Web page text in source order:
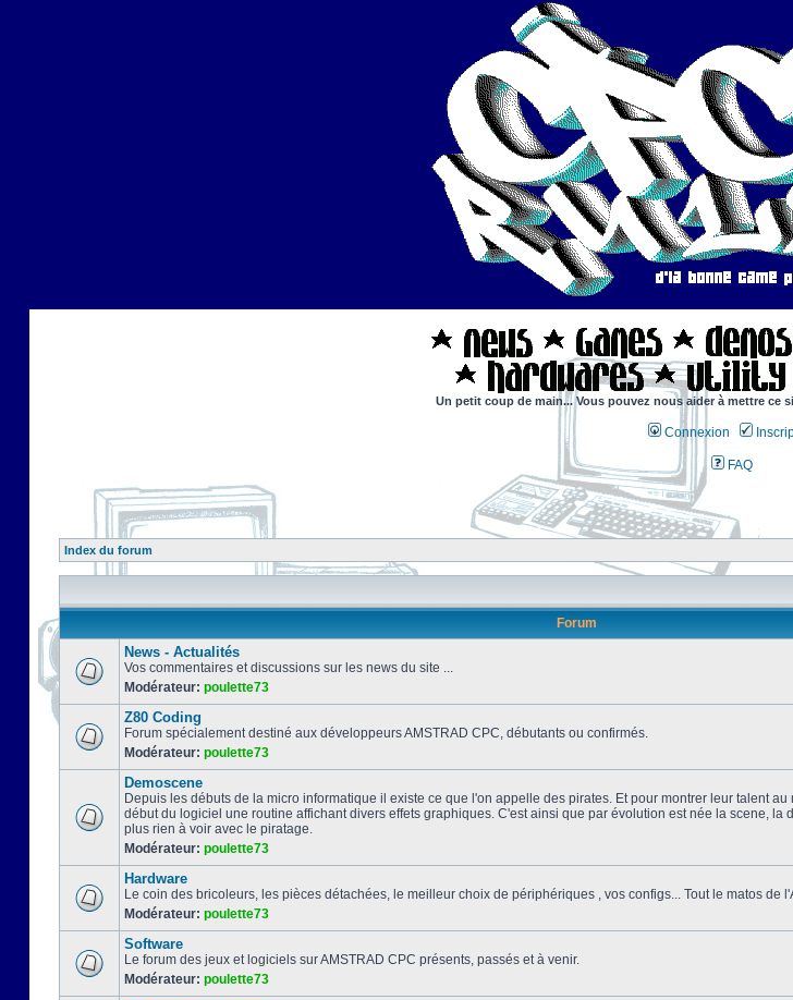
Un petit coup de main... Vous pouvez nous aider à mettre ce
Connexion
FAQ
Index du forum
Forum
News - Actualités
Vos commentaires et discussions sur les news du site ...
Modérateur: poulette73
Z80 Coding
Forum spécialement destiné aux développeurs AMSTRAD CPC, débutants ou confirmés.
Modérateur: poulette73
Demoscene
Depuis les débuts de la micro informatique il existe ce que l'on appelle des pirates. Et pour montrer leur talent
début du logiciel une routine affichant divers effets graphiques. C'est ainsi que par évolution est née la scene, la
plus rien à voir avec le piratage.
Modérateur: poulette73
Hardware
Le coin des bricoleurs, les pièces détachées, le meilleur choix de périphériques , vos configs... Tout le matos de
Modérateur: poulette73
Software
Le forum des jeux et logiciels sur AMSTRAD CPC présents, passés et à venir.
Modérateur: poulette73